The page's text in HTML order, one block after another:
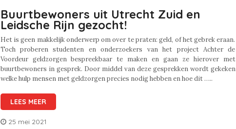
Buurtbewoners uit Utrecht Zuid en
Leidsche Rijn gezocht!
Het is geen makkelijk onderwerp om over te praten: geld, of het gebrek eraan.
Toch proberen studenten en onderzoekers van het project Achter de
Voordeur geldzorgen bespreekbaar te maken en gaan ze hierover met
buurtbewoners in gesprek. Door middel van deze gesprekken wordt gekeken
welke hulp mensen met geldzorgen precies nodig hebben en hoe dit …..
LEES MEER
25 mei 2021